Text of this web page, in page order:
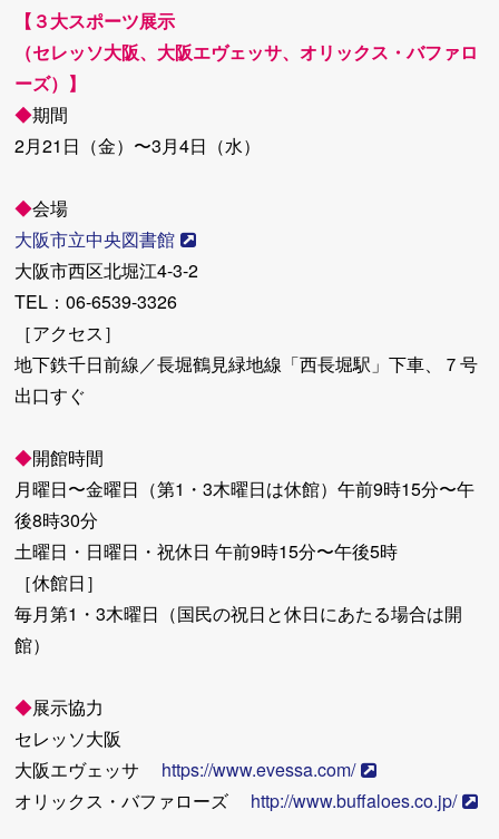
【３大スポーツ展示
（セレッソ大阪、大阪エヴェッサ、オリックス・バファロ
ーズ）】
◆期間
2月21日（金）〜3月4日（水）
◆会場
大阪市立中央図書館
大阪市西区北堀江4-3-2
TEL：06-6539-3326
［アクセス］
地下鉄千日前線／長堀鶴見緑地線「西長堀駅」下車、７号
出口すぐ
◆開館時間
月曜日〜金曜日（第1・3木曜日は休館）午前9時15分〜午
後8時30分
土曜日・日曜日・祝休日 午前9時15分〜午後5時
［休館日］
毎月第1・3木曜日（国民の祝日と休日にあたる場合は開
館）
◆展示協力
セレッソ大阪
大阪エヴェッサ https://www.evessa.com/
オリックス・バファローズ http://www.buffaloes.co.jp/